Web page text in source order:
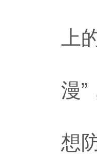
上
漫
想